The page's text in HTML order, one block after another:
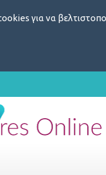
για να